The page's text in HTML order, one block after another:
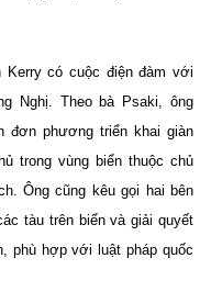
có cuộc điện đàm với
Nghị. Theo bà Psaki, ông
đơn phương triển khai giàn
trong vùng biển thuộc chủ
Ông cũng kêu gọi hai bên
tàu trên biển và giải quyết
phù hợp với luật pháp quốc